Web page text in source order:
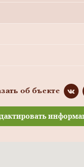
об бъекте